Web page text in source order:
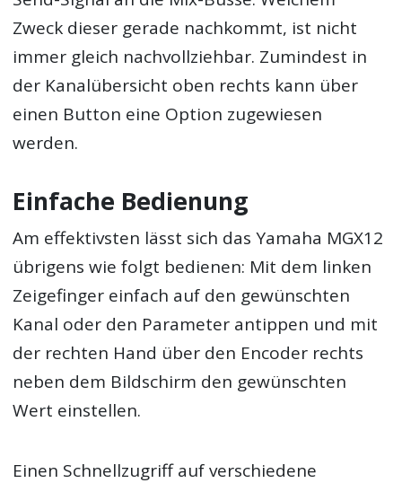
Zweck dieser gerade nachkommt, ist nicht
immer gleich nachvollziehbar. Zumindest in
der Kanalübersicht oben rechts kann über
einen Button eine Option zugewiesen
werden.
Einfache Bedienung
Am effektivsten lässt sich das Yamaha MGX12
übrigens wie folgt bedienen: Mit dem linken
Zeigefinger einfach auf den gewünschten
Kanal oder den Parameter antippen und mit
der rechten Hand über den Encoder rechts
neben dem Bildschirm den gewünschten
Wert einstellen.
Einen Schnellzugriff auf verschiedene